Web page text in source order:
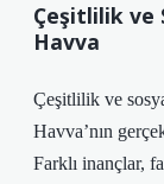
Çeşitlilik ve
Havva
Çeşitlilik ve
Havva’nın
Farklı inançlar,